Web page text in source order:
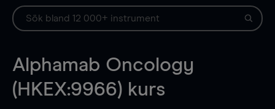
Alphamab Oncology
(HKEX:9966) kurs